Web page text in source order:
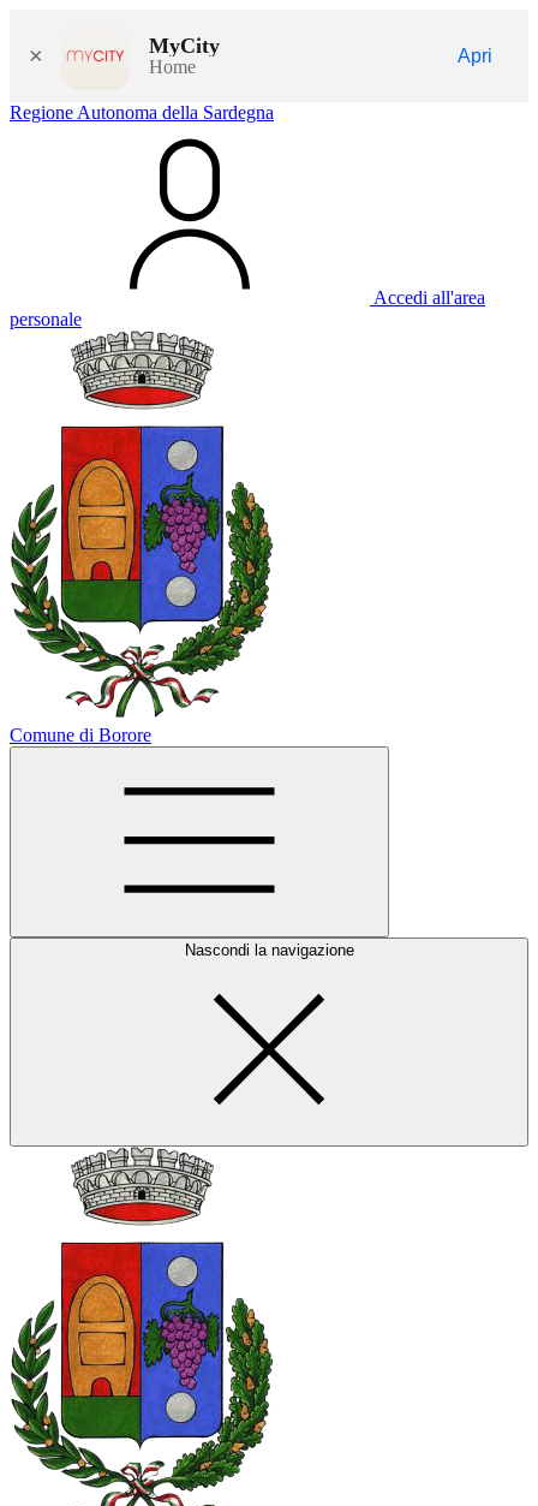
× MyCity
Home
Apri
Regione Autonoma della Sardegna
Accedi all'area
personale
Comune di Borore
Nascondi la navigazione